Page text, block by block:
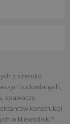
z szeroko
budowlanych,
spawaczy,
konstrukcji
w Niewodniki?